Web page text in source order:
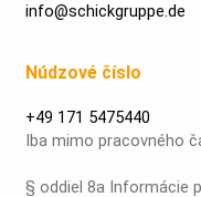
info@schickgruppe.de
Núdzové číslo
+49 171 5475440
Iba mimo pracovného
§ oddiel 8a Informácie